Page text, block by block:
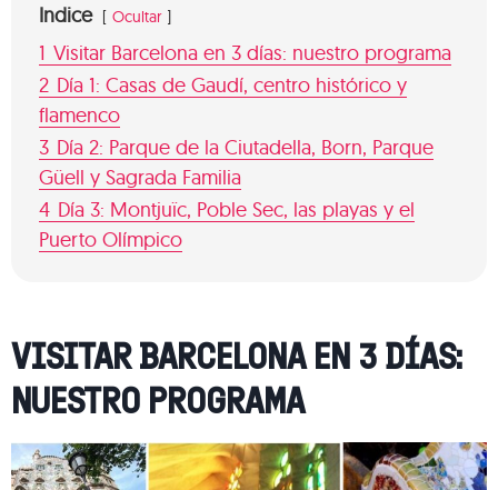
Indice Ocultar
1 Visitar Barcelona en 3 días: nuestro programa
2 Día 1: Casas de Gaudí, centro histórico y
flamenco
3 Día 2: Parque de la Ciutadella, Born, Parque
Güell y Sagrada Familia
4 Día 3: Montjuïc, Poble Sec, las playas y el
Puerto Olímpico
VISITAR BARCELONA EN 3 DÍAS:
NUESTRO PROGRAMA